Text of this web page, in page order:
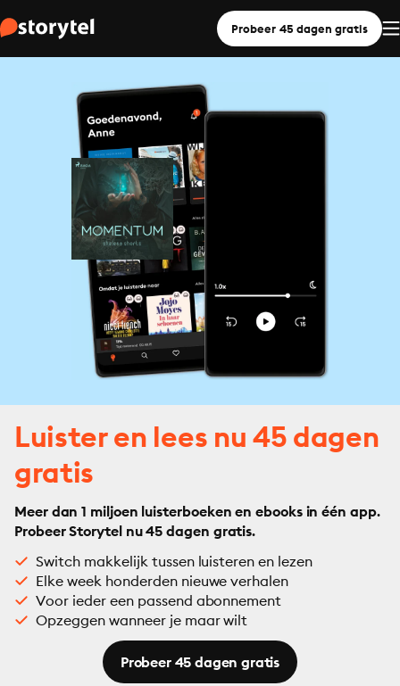
Probeer 45 dagen gratis
Luister en lees nu 45 dagen
gratis
Meer dan 1 miljoen luisterboeken en ebooks in één app.
Probeer Storytel nu 45 dagen gratis.
Switch makkelijk tussen luisteren en lezen
Elke week honderden nieuwe verhalen
Voor ieder een passend abonnement
Opzeggen wanneer je maar wilt
Probeer 45 dagen gratis